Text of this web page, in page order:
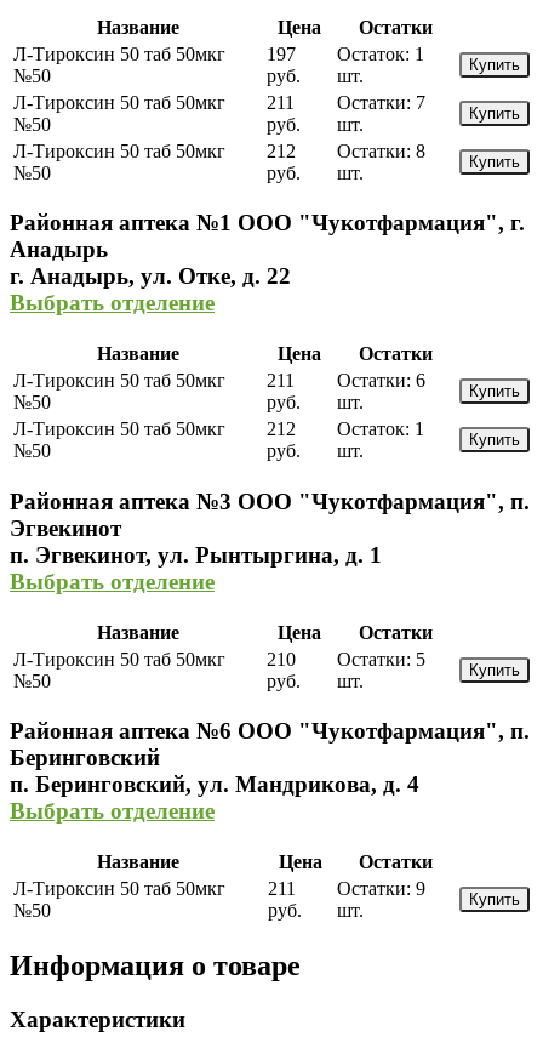
Название Цена
Остатки
Л-Тироксин 50 таб 50мкг
№50
197
руб.
Остаток: 1
шт.
Купить
Л-Тироксин 50 таб 50мкг
№50
211
руб.
Остатки: 7
шт.
Купить
Л-Тироксин 50 таб 50мкг
№50
212
руб.
Остатки: 8
шт.
Купить
Районная аптека №1 ООО "Чукотфармация", г.
Анадырь
г. Анадырь, ул. Отке, д. 22
Выбрать отделение
Название Цена
Остатки
Л-Тироксин 50 таб 50мкг
№50
211
руб.
Остатки: 6
шт.
Купить
Л-Тироксин 50 таб 50мкг
№50
212
руб.
Остаток: 1
шт.
Купить
Районная аптека №3 ООО "Чукотфармация", п.
Эгвекинот
п. Эгвекинот, ул. Рынтыргина, д. 1
Выбрать отделение
Название Цена
Остатки
Л-Тироксин 50 таб 50мкг
№50
210
руб.
Остатки: 5
шт.
Купить
Районная аптека №6 ООО "Чукотфармация", п.
Беринговский
п. Беринговский, ул. Мандрикова, д. 4
Выбрать отделение
Название Цена
Остатки
Л-Тироксин 50 таб 50мкг
№50
211
руб.
Остатки: 9
шт.
Купить
Информация о товаре
Характеристики